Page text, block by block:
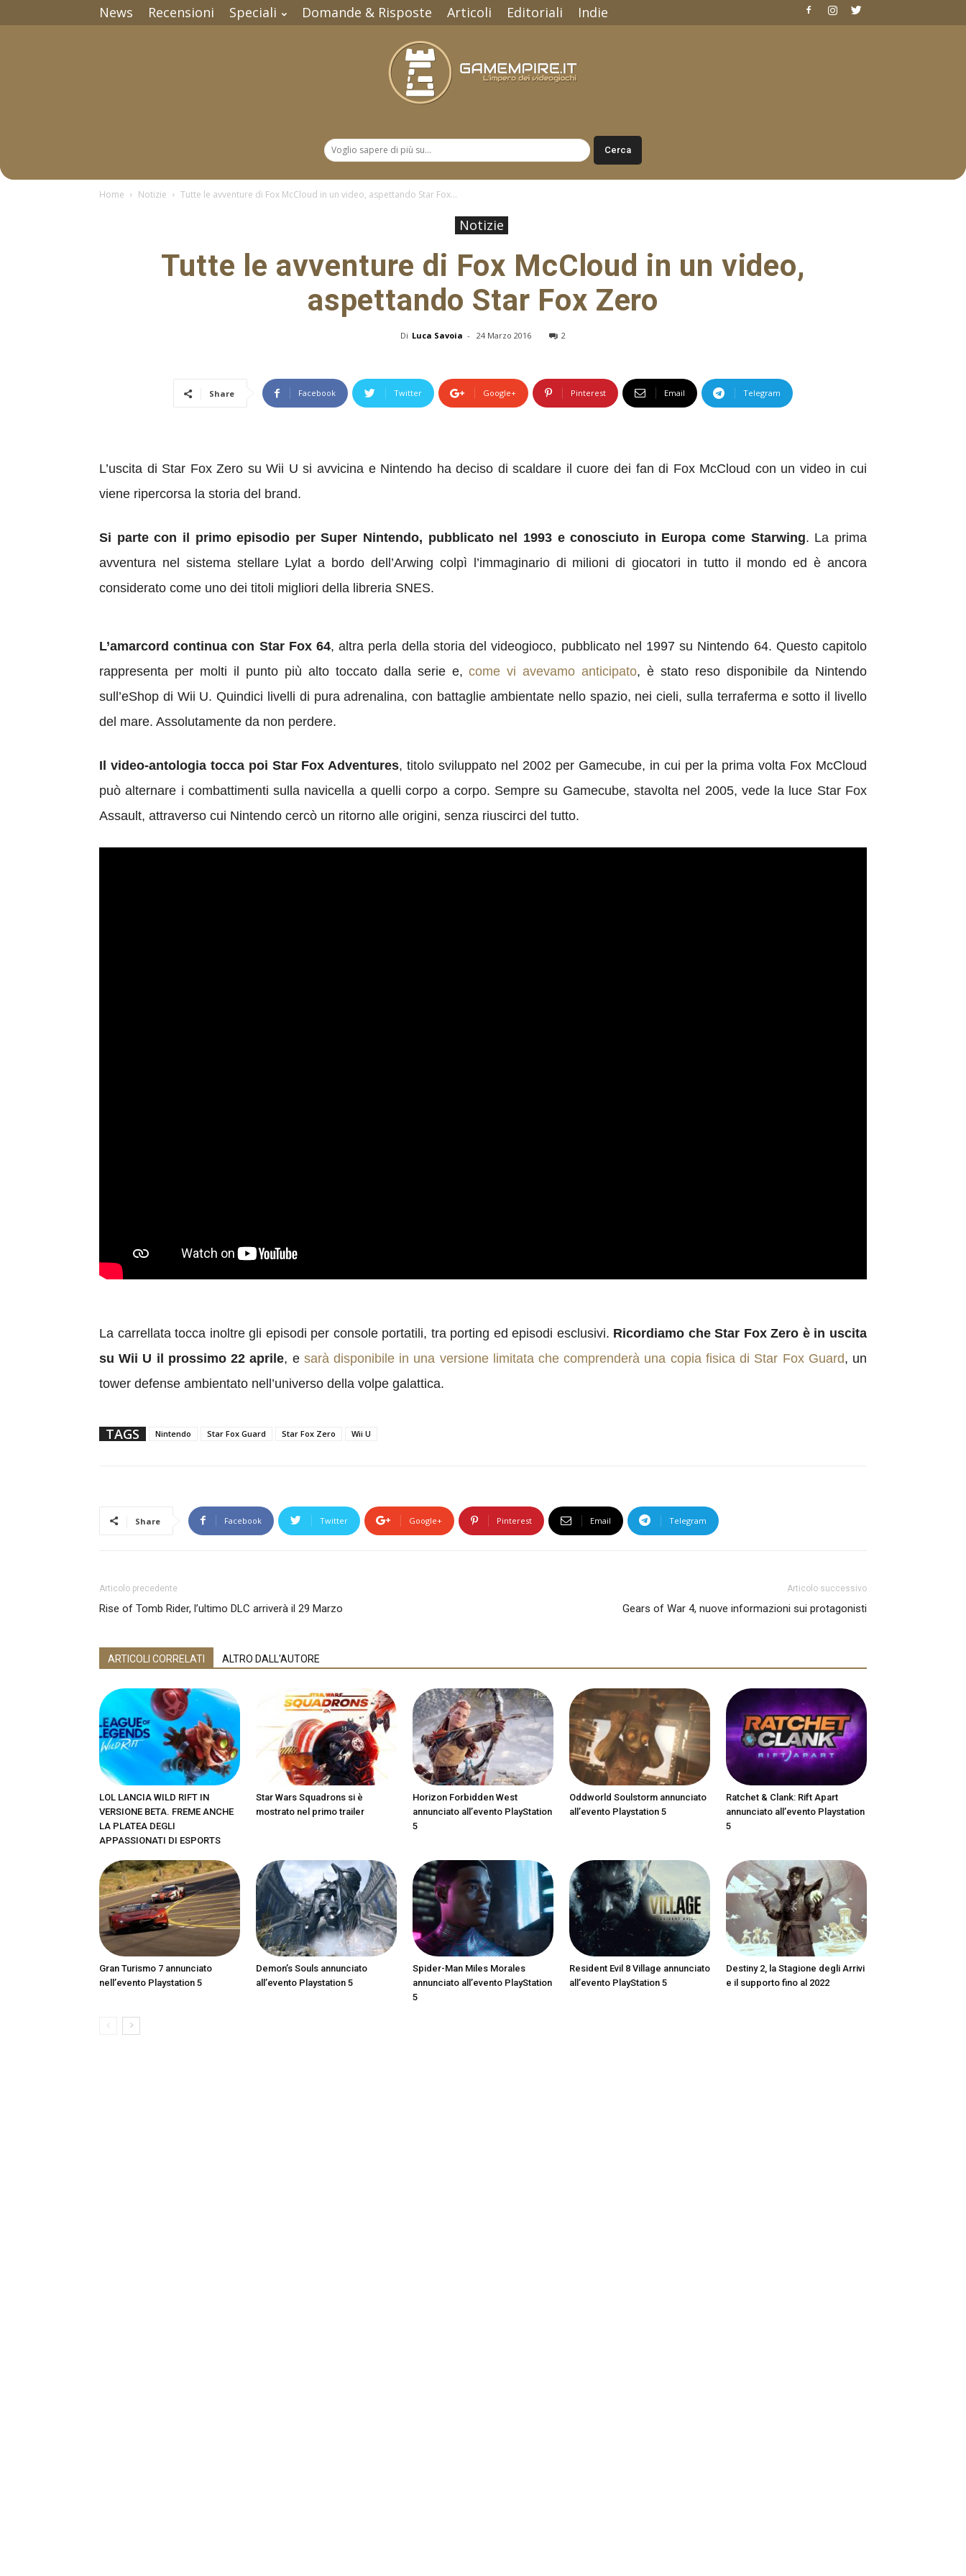
News Recensioni Speciali Domande & Risposte Articoli Editoriali Indie
Home Notizie Tutte le avventure di Fox McCloud in un video, aspettando Star Fox...
Notizie
Tutte le avventure di Fox McCloud in un video,
aspettando Star Fox Zero
Di Luca Savoia - 24 Marzo 2016 2
Share Facebook Twitter Google+ Pinterest Email Telegram
L’uscita di Star Fox Zero su Wii U si avvicina e Nintendo ha deciso di scaldare il cuore dei fan di Fox McCloud con un video in cui
viene ripercorsa la storia del brand.
Si parte con il primo episodio per Super Nintendo, pubblicato nel 1993 e conosciuto in Europa come Starwing. La prima
avventura nel sistema stellare Lylat a bordo dell’Arwing colpì l’immaginario di milioni di giocatori in tutto il mondo ed è ancora
considerato come uno dei titoli migliori della libreria SNES.
L’amarcord continua con Star Fox 64, altra perla della storia del videogioco, pubblicato nel 1997 su Nintendo 64. Questo capitolo
rappresenta per molti il punto più alto toccato dalla serie e,come vi avevamo anticipato, è stato reso disponibile da Nintendo
sull’eShop di Wii U. Quindici livelli di pura adrenalina, con battaglie ambientate nello spazio, nei cieli, sulla terraferma e sotto il livello
del mare. Assolutamente da non perdere.
Il video-antologia tocca poi Star Fox Adventures, titolo sviluppato nel 2002 per Gamecube, in cui per la prima volta Fox McCloud
può alternare i combattimenti sulla navicella a quelli corpo a corpo. Sempre su Gamecube, stavolta nel 2005, vede la luce Star Fox
Assault, attraverso cui Nintendo cercò un ritorno alle origini, senza riuscirci del tutto.
La carrellata tocca inoltre gli episodi per console portatili, tra porting ed episodi esclusivi. Ricordiamo che Star Fox Zero è in uscita
su Wii U il prossimo 22 aprile, e sarà disponibile in una versione limitata che comprenderà una copia fisica di Star Fox Guard, un
tower defense ambientato nell’universo della volpe galattica.
TAGS Nintendo Star Fox Guard Star Fox Zero Wii U
Share Facebook Twitter Google+ Pinterest Email Telegram
Articolo precedente
Rise of Tomb Rider, l’ultimo DLC arriverà il 29 Marzo
Articolo successivo
Gears of War 4, nuove informazioni sui protagonisti
ARTICOLI CORRELATI ALTRO DALL'AUTORE
LOL LANCIA WILD RIFT IN
VERSIONE BETA. FREME ANCHE
LA PLATEA DEGLI
APPASSIONATI DI ESPORTS
Star Wars Squadrons si è
mostrato nel primo trailer
Horizon Forbidden West
annunciato all’evento PlayStation
5
Oddworld Soulstorm annunciato
all’evento Playstation 5
Ratchet & Clank: Rift Apart
annunciato all’evento Playstation
5
Gran Turismo 7 annunciato
nell’evento Playstation 5
Demon’s Souls annunciato
all’evento Playstation 5
Spider-Man Miles Morales
annunciato all’evento PlayStation
5
Resident Evil 8 Village annunciato
all’evento PlayStation 5
Destiny 2, la Stagione degli Arrivi
e il supporto fino al 2022